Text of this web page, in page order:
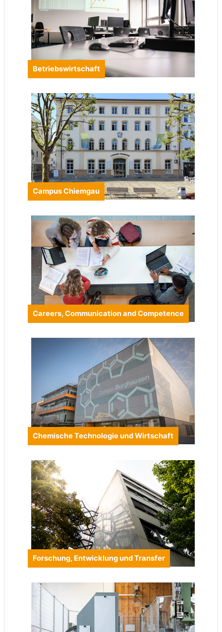
Betriebswirtschaft
Campus Chiemgau
Careers, Communication and Competence
Chemische Technologie und Wirtschaft
Forschung, Entwicklung und Transfer